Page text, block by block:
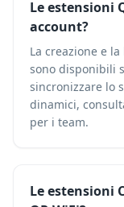
Le estensioni
account?
La creazione e
sono disponibili
sincronizzare lo
dinamici,
per i team.
Le estensioni